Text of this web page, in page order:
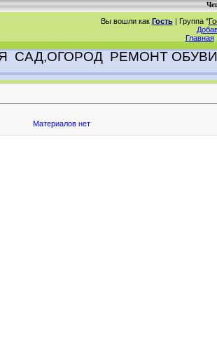
Вы вошли как Гость| Группа"
Главная
САД,ОГОРОД РЕМОНТ ОБУВИ
Материалов нет